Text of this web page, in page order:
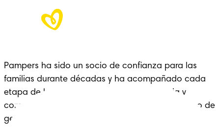
Pampers ha sido un socio de confianza para las
familias durante décadas y ha acompañado cada
etapa de la crianza con cariño, experiencia y
comodidad: un legado que se extiende a lo largo de
generaciones.